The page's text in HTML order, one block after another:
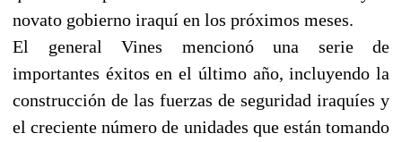
novato gobierno iraquí en los próximos meses.
El general Vines mencionó una serie de
importantes éxitos en el último año, incluyendo la
construcción de las fuerzas de seguridad iraquíes y
el creciente número de unidades que están tomando